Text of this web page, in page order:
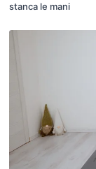
stanca le mani